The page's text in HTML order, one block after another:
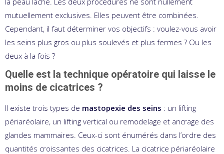
mutuellement exclusives. Elles peuvent être combinées.
Cependant, il faut déterminer vos objectifs : voulez-vous avoir
les seins plus gros ou plus soulevés et plus fermes ? Ou les
deux à la fois ?
Quelle est la technique opératoire qui laisse le
moins de cicatrices ?
Il existe trois types de mastopexie des seins : un lifting
périaréolaire, un lifting vertical ou remodelage et ancrage des
glandes mammaires. Ceux-ci sont énumérés dans l’ordre des
quantités croissantes des cicatrices. La cicatrice périaréolaire